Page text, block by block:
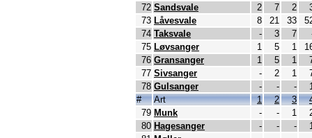
72 Sandsvale 2 7 2
73 Låvesvale 8 21 33
74 Taksvale - 3 7
75 Løvsanger 1 5 1
76 Gransanger 1 5 1
77 Sivsanger - 2 1
78 Gulsanger - - -
#
Art 1 2 3
79 Munk - - 1
80 Hagesanger - - -